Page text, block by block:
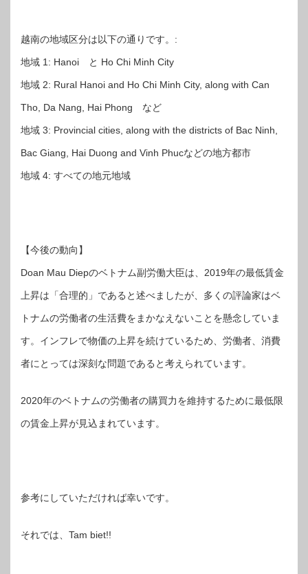
越南の地域区分は以下の通りです。:
地域 1: Hanoi と Ho Chi Minh City
地域 2: Rural Hanoi and Ho Chi Minh City, along with Can
Tho, Da Nang, Hai Phong など
地域 3: Provincial cities, along with the districts of Bac Ninh,
Bac Giang, Hai Duong and Vinh Phucなどの地方都市
地域 4: すべての地元地域
【今後の動向】
Doan Mau Diepのベトナム副労働大臣は、2019年の最低賃金
上昇は「合理的」であると述べましたが、多くの評論家はベ
トナムの労働者の生活費をまかなえないことを懸念していま
す。インフレで物価の上昇を続けているため、労働者、消費
者にとっては深刻な問題であると考えられています。
2020年のベトナムの労働者の購買力を維持するために最低限
の賃金上昇が見込まれています。
参考にしていただければ幸いです。
それでは、Tam biet!!